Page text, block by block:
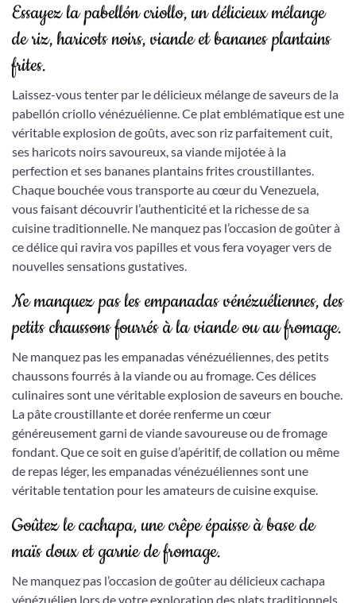
Essayez la pabellón criollo, un délicieux mélange
de riz, haricots noirs, viande et bananes plantains
frites.
Laissez-vous tenter par le délicieux mélange de saveurs de la
pabellón criollo vénézuélienne. Ce plat emblématique est une
véritable explosion de goûts, avec son riz parfaitement cuit,
ses haricots noirs savoureux, sa viande mijotée à la
perfection et ses bananes plantains frites croustillantes.
Chaque bouchée vous transporte au cœur du Venezuela,
vous faisant découvrir l’authenticité et la richesse de sa
cuisine traditionnelle. Ne manquez pas l’occasion de goûter à
ce délice qui ravira vos papilles et vous fera voyager vers de
nouvelles sensations gustatives.
Ne manquez pas les empanadas vénézuéliennes, des
petits chaussons fourrés à la viande ou au fromage.
Ne manquez pas les empanadas vénézuéliennes, des petits
chaussons fourrés à la viande ou au fromage. Ces délices
culinaires sont une véritable explosion de saveurs en bouche.
La pâte croustillante et dorée renferme un cœur
généreusement garni de viande savoureuse ou de fromage
fondant. Que ce soit en guise d’apéritif, de collation ou même
de repas léger, les empanadas vénézuéliennes sont une
véritable tentation pour les amateurs de cuisine exquise.
Goûtez le cachapa, une crêpe épaisse à base de
maïs doux et garnie de fromage.
Ne manquez pas l’occasion de goûter au délicieux cachapa
vénézuélien lors de votre exploration des plats traditionnels.